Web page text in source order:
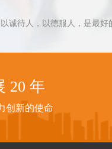
以诚待人，以德服人，是最
20 年
创新的使命